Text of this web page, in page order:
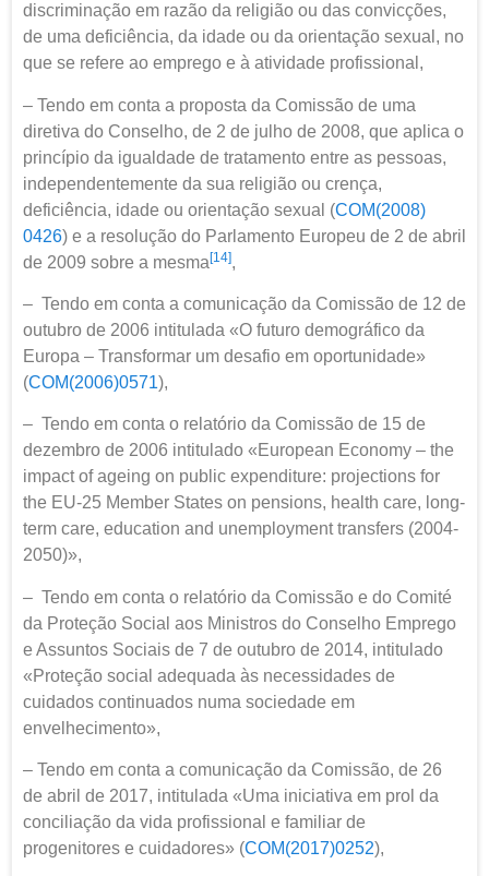
discriminação em razão da religião ou das convicções,
de uma deficiência, da idade ou da orientação sexual, no
que se refere ao emprego e à atividade profissional,
– Tendo em conta a proposta da Comissão de uma
diretiva do Conselho, de 2 de julho de 2008, que aplica o
princípio da igualdade de tratamento entre as pessoas,
independentemente da sua religião ou crença,
deficiência, idade ou orientação sexual (COM(2008)
0426) e a resolução do Parlamento Europeu de 2 de abril
de 2009 sobre a mesma[14],
– Tendo em conta a comunicação da Comissão de 12 de
outubro de 2006 intitulada «O futuro demográfico da
Europa – Transformar um desafio em oportunidade»
(COM(2006)0571),
– Tendo em conta o relatório da Comissão de 15 de
dezembro de 2006 intitulado «European Economy – the
impact of ageing on public expenditure: projections for
the EU-25 Member States on pensions, health care, long-
term care, education and unemployment transfers (2004-
2050)»,
– Tendo em conta o relatório da Comissão e do Comité
da Proteção Social aos Ministros do Conselho Emprego
e Assuntos Sociais de 7 de outubro de 2014, intitulado
«Proteção social adequada às necessidades de
cuidados continuados numa sociedade em
envelhecimento»,
– Tendo em conta a comunicação da Comissão, de 26
de abril de 2017, intitulada «Uma iniciativa em prol da
conciliação da vida profissional e familiar de
progenitores e cuidadores» (COM(2017)0252),